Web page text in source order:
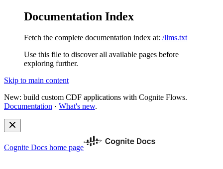
Documentation Index
Fetch the complete documentation index at: /llms.txt
Use this file to discover all available pages before
exploring further.
Skip to main content
New: build custom CDF applications with Cognite Flows.
Documentation · What's new.
Cognite Docs home page